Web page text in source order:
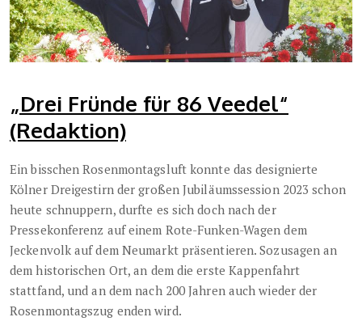
„Drei Fründe für 86 Veedel“
(Redaktion)
Ein bisschen Rosenmontagsluft konnte das designierte
Kölner Dreigestirn der großen Jubiläumssession 2023 schon
heute schnuppern, durfte es sich doch nach der
Pressekonferenz auf einem Rote-Funken-Wagen dem
Jeckenvolk auf dem Neumarkt präsentieren. Sozusagen an
dem historischen Ort, an dem die erste Kappenfahrt
stattfand, und an dem nach 200 Jahren auch wieder der
Rosenmontagszug enden wird.